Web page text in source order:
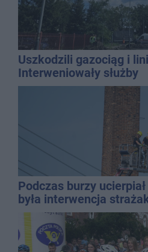
Uszkodzili gazociąg i
Interweniowały służby
Podczas burzy
była interwencja